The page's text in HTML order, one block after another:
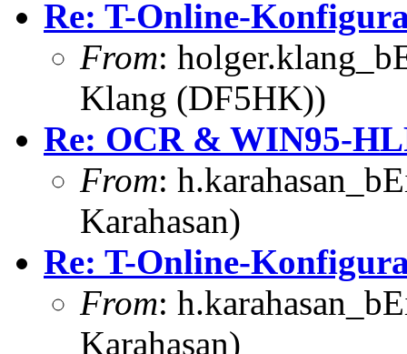
Re: T-Online-
From:
Klang (DF5HK))
Re: OCR & WIN95-
From:
Karahasan)
Re: T-Online-
From:
Karahasan)